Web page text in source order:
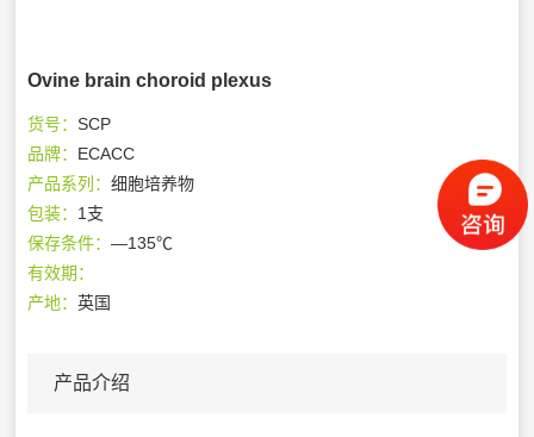
Ovine brain choroid plexus
货号：SCP
品牌： ECACC
产品系列：细胞培养物
包装： 1支
保存条件：—135℃
有效期：
产地：英国
产品介绍